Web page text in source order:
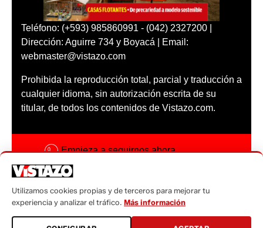
Teléfono: (+593) 985860991 - (042) 2327200 |
Dirección: Aguirre 734 y Boyacá | Email:
webmaster@vistazo.com
Prohibida la reproducción total, parcial y traducción a
cualquier idioma, sin autorización escrita de su
titular, de todos los contenidos de Vistazo.com.
Empieza a seguirnos ahora
Código ética
Sugerencias a:
Utilizamos cookies propias y de terceros para mejorar tu
experiencia y analizar el tráfico. Más información